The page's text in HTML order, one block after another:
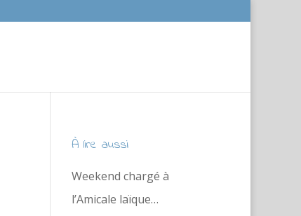
À lire aussi
Weekend chargé à
l’Amicale laïque…